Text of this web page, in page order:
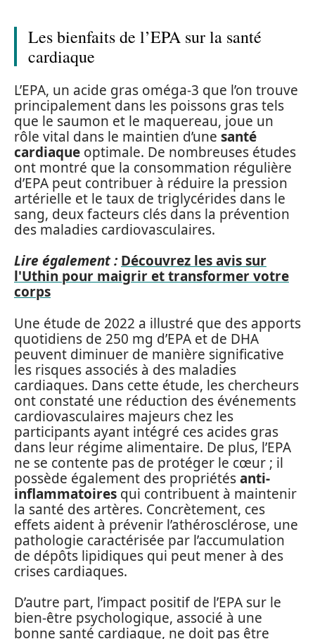
Les bienfaits de l’EPA sur la santé
cardiaque
L’EPA, un acide gras oméga-3 que l’on trouve
principalement dans les poissons gras tels
que le saumon et le maquereau, joue un
rôle vital dans le maintien d’une santé
cardiaque optimale. De nombreuses études
ont montré que la consommation régulière
d’EPA peut contribuer à réduire la pression
artérielle et le taux de triglycérides dans le
sang, deux facteurs clés dans la prévention
des maladies cardiovasculaires.
Lire également : Découvrez les avis sur
l'Uthin pour maigrir et transformer votre
corps
Une étude de 2022 a illustré que des apports
quotidiens de 250 mg d’EPA et de DHA
peuvent diminuer de manière significative
les risques associés à des maladies
cardiaques. Dans cette étude, les chercheurs
ont constaté une réduction des événements
cardiovasculaires majeurs chez les
participants ayant intégré ces acides gras
dans leur régime alimentaire. De plus, l’EPA
ne se contente pas de protéger le cœur ; il
possède également des propriétésanti-
inflammatoires qui contribuent à maintenir
la santé des artères. Concrètement, ces
effets aident à prévenir l’athérosclérose, une
pathologie caractérisée par l’accumulation
de dépôts lipidiques qui peut mener à des
crises cardiaques.
D’autre part, l’impact positif de l’EPA sur le
bien-être psychologique, associé à une
bonne santé cardiaque, ne doit pas être